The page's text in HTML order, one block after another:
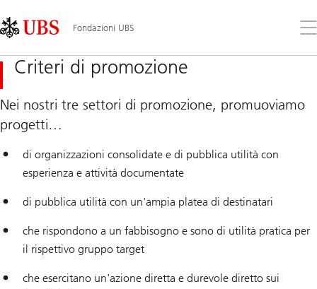
Links
Area
Fondazioni UBS
il
Criteri di promozione
Nei nostri tre settori di promozione, promuoviamo
progetti…
di organizzazioni consolidate e di pubblica utilità con
esperienza e attività documentate
di pubblica utilità con un'ampia platea di destinatari
che rispondono a un fabbisogno e sono di utilità pratica per
il rispettivo gruppo target
che esercitano un'azione diretta e durevole diretto sui